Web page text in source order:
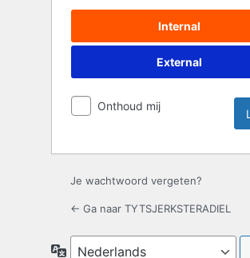
Internal
External
Onthoud mij
Je wachtwoord vergeten?
← Ga naar TYTSJERKSTERADIEL
Taal